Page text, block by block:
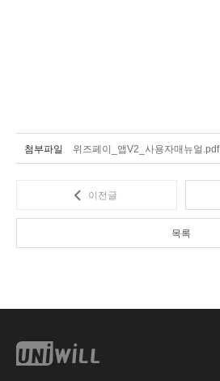
첨부파일 위즈페이_앱V2_사용자매뉴얼.pdf
이전글
목록